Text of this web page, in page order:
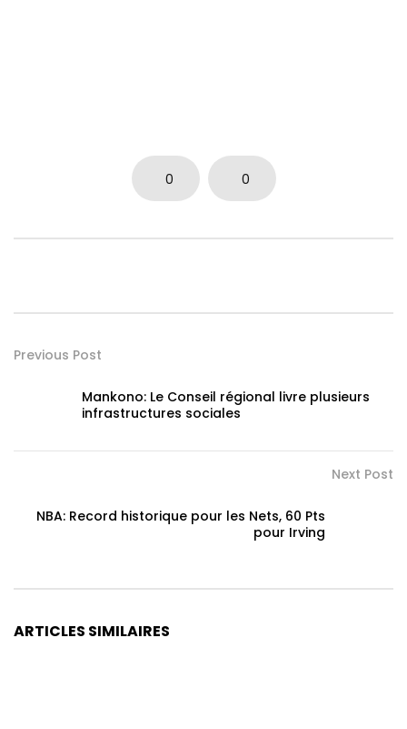
0 0
Previous Post
Mankono: Le Conseil régional livre plusieurs
infrastructures sociales
Next Post
NBA: Record historique pour les Nets, 60 Pts
pour Irving
ARTICLES SIMILAIRES